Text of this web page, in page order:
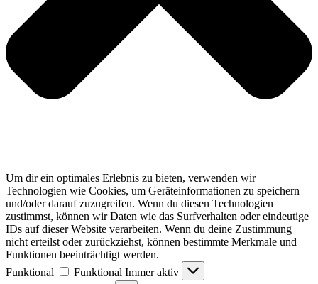
Um dir ein optimales Erlebnis zu bieten, verwenden wir
Technologien wie Cookies, um Geräteinformationen zu speichern
und/oder darauf zuzugreifen. Wenn du diesen Technologien
zustimmst, können wir Daten wie das Surfverhalten oder eindeutige
IDs auf dieser Website verarbeiten. Wenn du deine Zustimmung
nicht erteilst oder zurückziehst, können bestimmte Merkmale und
Funktionen beeinträchtigt werden.
Funktional
Funktional Immer aktiv